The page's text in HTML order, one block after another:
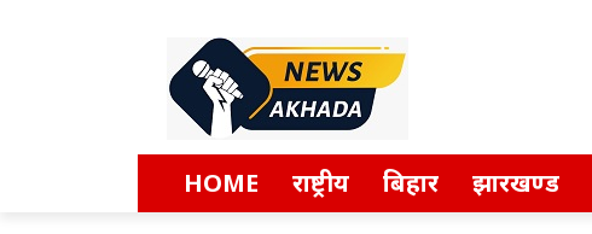
HOME राष्ट्रीय बिहार झारखण्ड